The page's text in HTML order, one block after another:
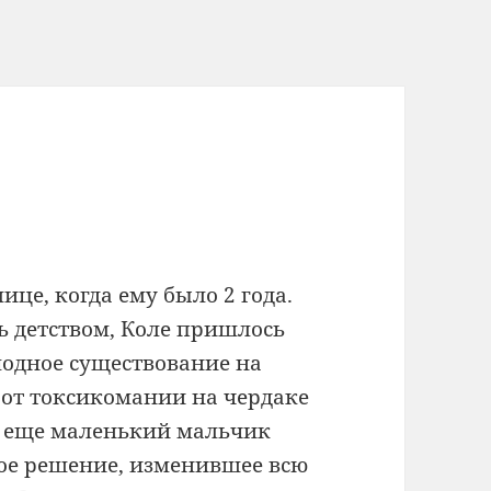
когда ему было 2 года.
детством, Коле пришлось
существование на
токсикомании на чердаке
еще маленький мальчик
решение, изменившее всю